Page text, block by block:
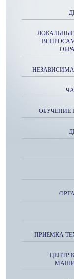
ОБУЧЕНИЕ
ПРИЕМКА
ЦЕНТР